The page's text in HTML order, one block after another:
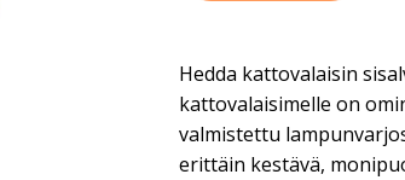
Hedda kattovalaisin
kattovalaisimelle on
valmistettu
erittäin kestävä,